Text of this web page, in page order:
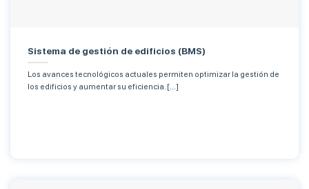
Sistema de gestión de edificios (BMS)
Los avances tecnológicos actuales permiten optimizar la gestión de
los edificios y aumentar su eficiencia. [...]